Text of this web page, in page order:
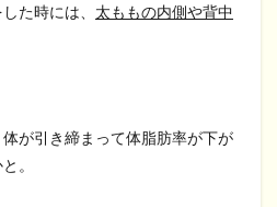
た時には、 太ももの内側や背中
が引き締まって体脂肪率が下が
。